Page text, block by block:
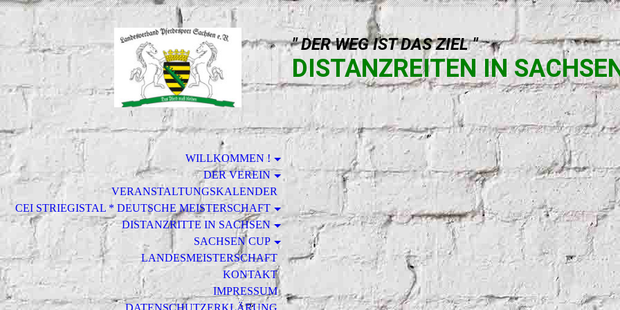
" DER WEG IST DAS ZIEL "
DISTANZREITEN IN
WILLKOMMEN !
DER VEREIN
VERANSTALTUNGSKALENDER
CEI STRIEGISTAL * DEUTSCHE MEISTERSCHAFT
DISTANZRITTE IN SACHSEN
SACHSEN CUP
LANDESMEISTERSCHAFT
KONTAKT
IMPRESSUM
DATENSCHUTZERKLÄRUNG